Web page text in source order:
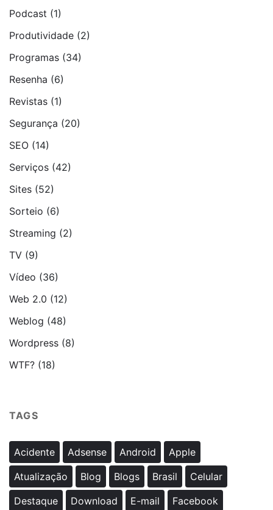
Podcast (1)
Produtividade (2)
Programas (34)
Resenha (6)
Revistas (1)
Segurança (20)
SEO (14)
Serviços (42)
Sites (52)
Sorteio (6)
Streaming (2)
TV (9)
Vídeo (36)
Web 2.0 (12)
Weblog (48)
Wordpress (8)
WTF? (18)
TAGS
Acidente Adsense Android
Apple
Atualização
Blog Blogs Brasil
Celular
Destaque
Download E-mail
Facebook